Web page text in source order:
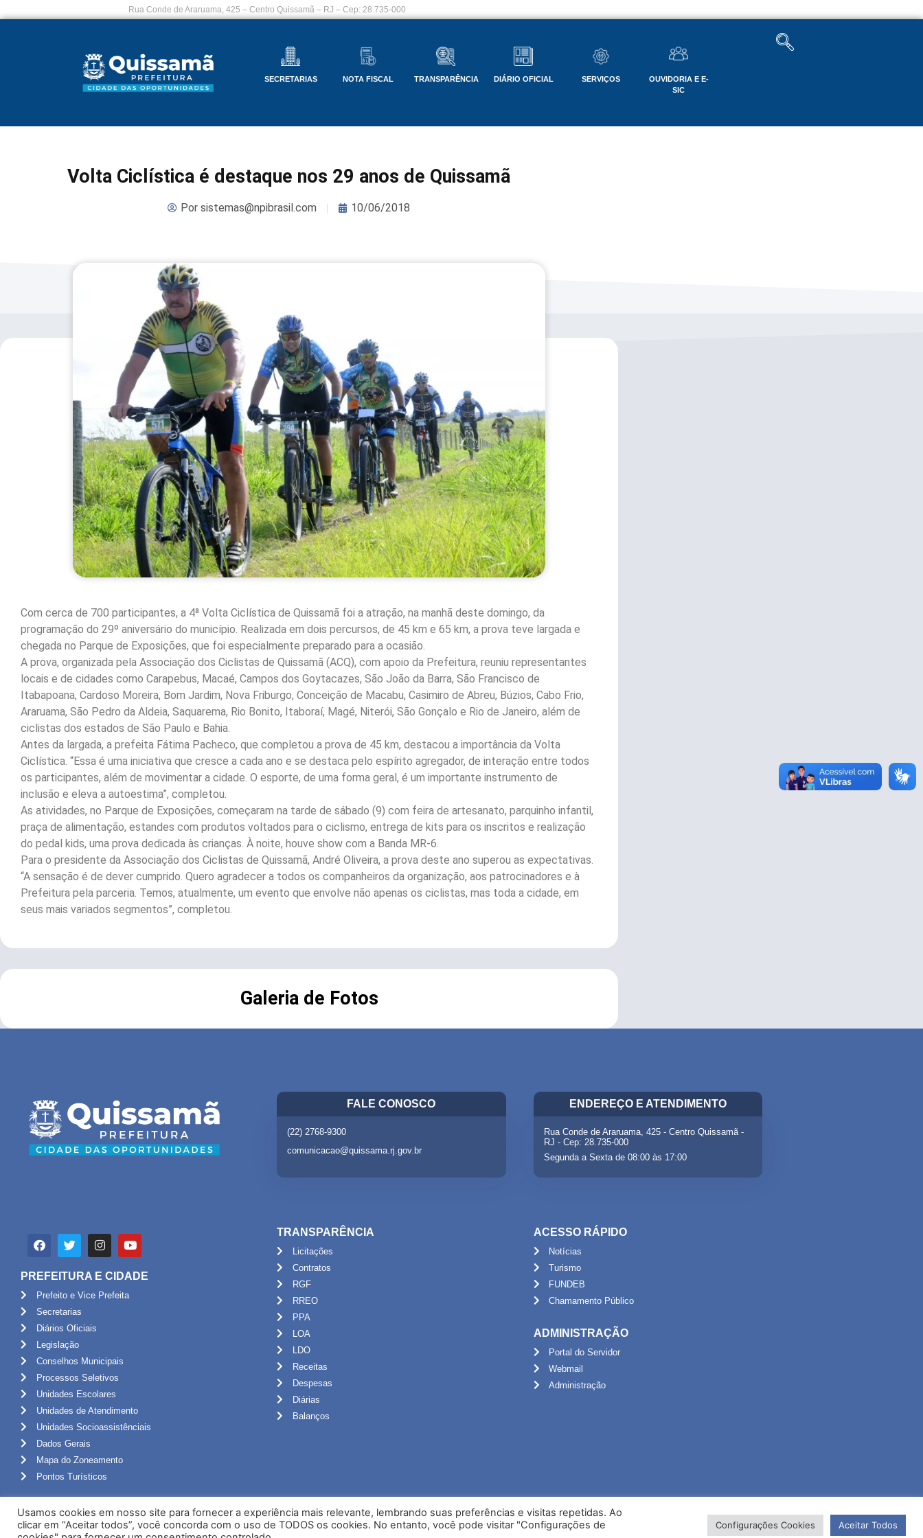
Rua Conde de Araruama, 425 – Centro Quissamã – RJ – Cep: 28.735-000
SECRETARIAS NOTA FISCAL TRANSPARÊNCIA DIÁRIO OFICIAL SERVIÇOS
OUVIDORIA E E-
SIC
Volta Ciclística é destaque nos 29 anos de Quissamã
Porsistemas@npibrasil.com 10/06/2018
Com cerca de 700 participantes, a 4ª Volta Ciclística de Quissamã foi a atração, na manhã deste domingo, da
programação do 29º aniversário do município. Realizada em dois percursos, de 45 km e 65 km, a prova teve largada e
chegada no Parque de Exposições, que foi especialmente preparado para a ocasião.
A prova, organizada pela Associação dos Ciclistas de Quissamã (ACQ), com apoio da Prefeitura, reuniu representantes
locais e de cidades como Carapebus, Macaé, Campos dos Goytacazes, São João da Barra, São Francisco de
Itabapoana, Cardoso Moreira, Bom Jardim, Nova Friburgo, Conceição de Macabu, Casimiro de Abreu, Búzios, Cabo Frio,
Araruama, São Pedro da Aldeia, Saquarema, Rio Bonito, Itaboraí, Magé, Niterói, São Gonçalo e Rio de Janeiro, além de
ciclistas dos estados de São Paulo e Bahia.
Antes da largada, a prefeita Fátima Pacheco, que completou a prova de 45 km, destacou a importância da Volta
Ciclística. “Essa é uma iniciativa que cresce a cada ano e se destaca pelo espírito agregador, de interação entre todos
os participantes, além de movimentar a cidade. O esporte, de uma forma geral, é um importante instrumento de
inclusão e eleva a autoestima”, completou.
As atividades, no Parque de Exposições, começaram na tarde de sábado (9) com feira de artesanato, parquinho infantil,
praça de alimentação, estandes com produtos voltados para o ciclismo, entrega de kits para os inscritos e realização
do pedal kids, uma prova dedicada às crianças. À noite, houve show com a Banda MR-6.
Para o presidente da Associação dos Ciclistas de Quissamã, André Oliveira, a prova deste ano superou as expectativas.
“A sensação é de dever cumprido. Quero agradecer a todos os companheiros da organização, aos patrocinadores e à
Prefeitura pela parceria. Temos, atualmente, um evento que envolve não apenas os ciclistas, mas toda a cidade, em
seus mais variados segmentos”, completou.
Galeria de Fotos
FALE CONOSCO
(22) 2768-9300
comunicacao@quissama.rj.gov.br
ENDEREÇO E ATENDIMENTO
Rua Conde de Araruama, 425 - Centro Quissamã -
RJ - Cep: 28.735-000
Segunda a Sexta de 08:00 às 17:00
PREFEITURA E CIDADE
Prefeito e Vice Prefeita
Secretarias
Diários Oficiais
Legislação
Conselhos Municipais
Processos Seletivos
Unidades Escolares
Unidades de Atendimento
Unidades Socioassistênciais
Dados Gerais
Mapa do Zoneamento
Pontos Turísticos
TRANSPARÊNCIA
Licitações
Contratos
RGF
RREO
PPA
LOA
LDO
Receitas
Despesas
Diárias
Balanços
ACESSO RÁPIDO
Notícias
Turismo
FUNDEB
Chamamento Público
ADMINISTRAÇÃO
Portal do Servidor
Webmail
Administração
Usamos cookies em nosso site para fornecer a experiência mais relevante, lembrando suas preferências e visitas repetidas. Ao
clicar em “Aceitar todos”, você concorda com o uso de TODOS os cookies. No entanto, você pode visitar "Configurações de
Configurações Cookies Aceitar Todos